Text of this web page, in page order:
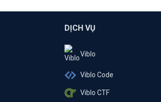
DỊCH VỤ
Viblo
Viblo Code
Viblo CTF